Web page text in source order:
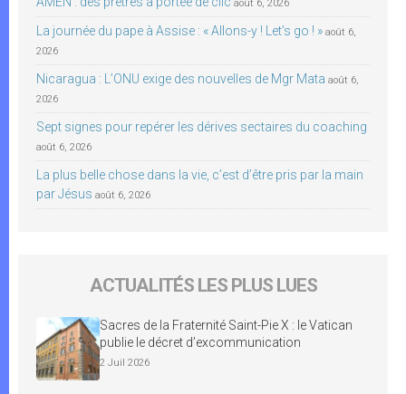
août 6, 2026
La journée du pape à Assise : « Allons-y ! Let’s go ! » août 6,
2026
Nicaragua : L’ONU exige des nouvelles de Mgr Mata août 6,
2026
Sept signes pour repérer les dérives sectaires du coaching
août 6, 2026
La plus belle chose dans la vie, c’est d’être pris par la main
par Jésus août 6, 2026
ACTUALITÉS LES PLUS LUES
Sacres de la Fraternité Saint-Pie X : le Vatican
publie le décret d’excommunication
2 Juil 2026